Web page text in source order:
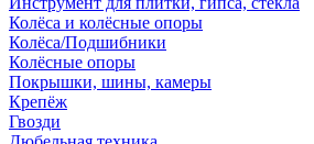
Колёса и колёсные опоры
Колёса/Подшибники
Колёсные опоры
Покрышки, шины, камеры
Крепёж
Гвозди